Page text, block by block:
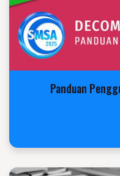
Panduan